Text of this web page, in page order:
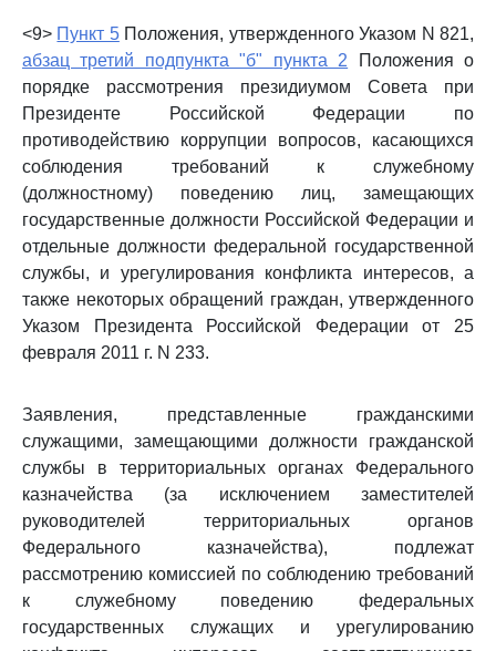
<9> Пункт 5Положения, утвержденного Указом N 821,
абзац третий подпункта "б" пункта 2 Положения о
порядке рассмотрения президиумом Совета при
Президенте Российской Федерации по
противодействию коррупции вопросов, касающихся
соблюдения требований к служебному
(должностному) поведению лиц, замещающих
государственные должности Российской Федерации и
отдельные должности федеральной государственной
службы, и урегулирования конфликта интересов, а
также некоторых обращений граждан, утвержденного
Указом Президента Российской Федерации от 25
февраля 2011 г. N 233.
Заявления, представленные гражданскими
служащими, замещающими должности гражданской
службы в территориальных органах Федерального
казначейства (за исключением заместителей
руководителей территориальных органов
Федерального казначейства), подлежат
рассмотрению комиссией по соблюдению требований
к служебному поведению федеральных
государственных служащих и урегулированию